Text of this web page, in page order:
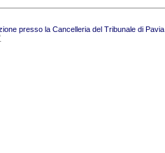
presso la Cancelleria del Tribunale di Pavia